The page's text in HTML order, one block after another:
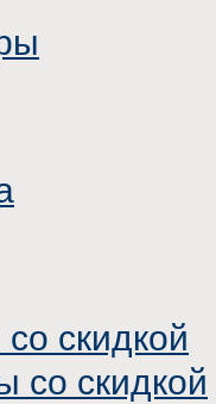
скидкой
со скидкой